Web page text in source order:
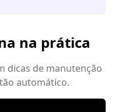
na prática
dicas de manutenção
automático.